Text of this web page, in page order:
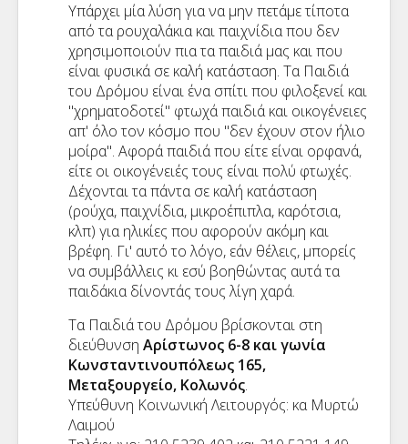
Yπάρχει μία λύση για να μην πετάμε τίποτα
από τα ρουχαλάκια και παιχνίδια που δεν
χρησιμοποιούν πια τα παιδιά μας και που
είναι φυσικά σε καλή κατάσταση. Τα Παιδιά
του Δρόμου είναι ένα σπίτι που φιλοξενεί και
"χρηματοδοτεί" φτωχά παιδιά και οικογένειες
απ' όλο τον κόσμο που "δεν έχουν στον ήλιο
μοίρα". Αφορά παιδιά που είτε είναι ορφανά,
είτε οι οικογένειές τους είναι πολύ φτωχές.
Δέχονται τα πάντα σε καλή κατάσταση
(ρούχα, παιχνίδια, μικροέπιπλα, καρότσια,
κλπ) για ηλικίες που αφορούν ακόμη και
βρέφη. Γι' αυτό το λόγο, εάν θέλεις, μπορείς
να συμβάλλεις κι εσύ βοηθώντας αυτά τα
παιδάκια δίνοντάς τους λίγη χαρά.
Τα Παιδιά του Δρόμου βρίσκονται στη
διεύθυνση Αρίστωνος 6-8 και γωνία
Κωνσταντινουπόλεως 165,
Μεταξουργείο, Κολωνός.
Υπεύθυνη Κοινωνική Λειτουργός: κα Μυρτώ
Λαιμού